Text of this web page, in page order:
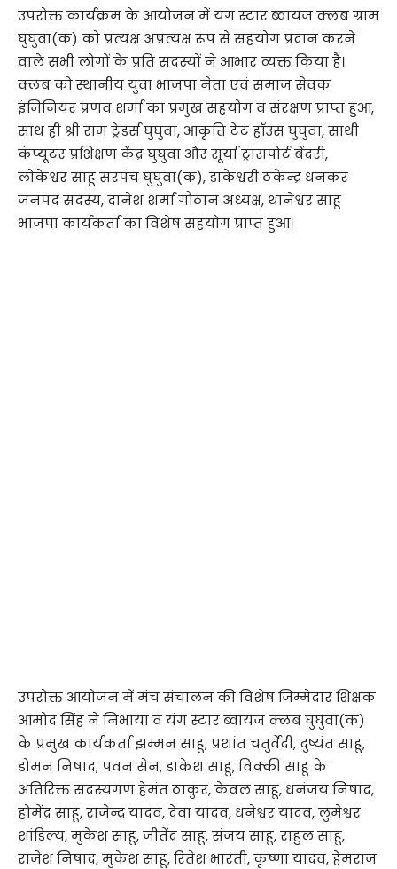
उपरोक्त कार्यक्रम के आयोजन में यंग स्टार ब्वायज क्लब ग्राम
घुघुवा(क) को प्रत्यक्ष अप्रत्यक्ष रूप से सहयोग प्रदान करने
वाले सभी लोगों के प्रति सदस्यों ने आभार व्यक्त किया है।
क्लब को स्थानीय युवा भाजपा नेता एवं समाज सेवक
इंजिनियर प्रणव शर्मा का प्रमुख सहयोग व संरक्षण प्राप्त हुआ,
साथ ही श्री राम ट्रेडर्स घुघुवा, आकृति टेंट हॉउस घुघुवा, साथी
कंप्यूटर प्रशिक्षण केंद्र घुघुवा और सूर्या ट्रांसपोर्ट बेंदरी,
लोकेश्वर साहू सरपंच घुघुवा(क), डाकेश्वरी ठकेन्द्र धनकर
जनपद सदस्य, दानेश शर्मा गौठान अध्यक्ष, थानेश्वर साहू
भाजपा कार्यकर्ता का विशेष सहयोग प्राप्त हुआ।
उपरोक्त आयोजन में मंच संचालन की विशेष जिम्मेदार शिक्षक
आमोद सिंह ने निभाया व यंग स्टार ब्वायज क्लब घुघुवा(क)
के प्रमुख कार्यकर्ता झम्मन साहू, प्रशांत चतुर्वेदी, दुष्यंत साहू,
डोमन निषाद, पवन सेन, डाकेश साहू, विक्की साहू के
अतिरिक्त सदस्यगण हेमंत ठाकुर, केवल साहू, धनंजय निषाद,
होमेंद्र साहू, राजेन्द्र यादव, देवा यादव, धनेश्वर यादव, लुमेश्वर
शांडिल्य, मुकेश साहू, जीतेंद्र साहू, संजय साहू, राहुल साहू,
राजेश निषाद, मुकेश साहू, रितेश भारती, कृष्णा यादव, हेमराज